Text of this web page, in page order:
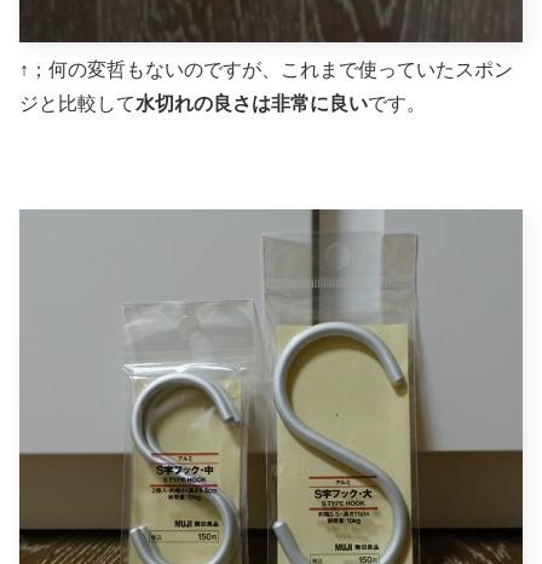
↑；何の変哲もないのですが、これまで使っていたスポン
ジと比較して水切れの良さは非常に良いです。